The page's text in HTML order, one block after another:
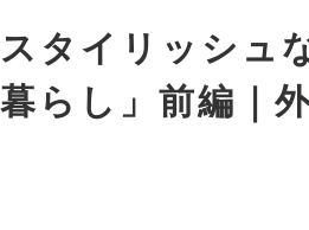
スタイリッシュ
らし」前編｜